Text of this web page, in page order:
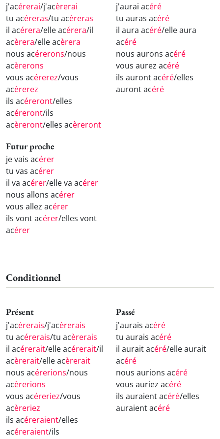
j'acérerai/j'acèrerai
tu acéreras/tu acèreras
il acérera/elle acérera/il
acèrera/elle acèrera
nous acérerons/nous
acèrerons
vous acérerez/vous
acèrerez
ils acéreront/elles
acéreront/ils
acèreront/elles acèreront
j'aurai acéré
tu auras acéré
il aura acéré/elle aura
acéré
nous aurons acéré
vous aurez acéré
ils auront acéré/elles
auront acéré
Futur proche
je vais acérer
tu vas acérer
il va acérer/elle va acérer
nous allons acérer
vous allez acérer
ils vont acérer/elles vont
acérer
Conditionnel
Présent
j'acérerais/j'acèrerais
tu acérerais/tu acèrerais
il acérerait/elle acérerait/il
acèrerait/elle acèrerait
nous acérerions/nous
acèrerions
vous acéreriez/vous
acèreriez
ils acéreraient/elles
acéreraient/ils
Passé
j'aurais acéré
tu aurais acéré
il aurait acéré/elle aurait
acéré
nous aurions acéré
vous auriez acéré
ils auraient acéré/elles
auraient acéré